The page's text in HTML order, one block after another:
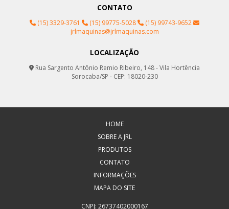
CONTATO
(15) 3329-3761 (15) 99775-5028
(15) 99743-9652
jrlmaquinas@jrlmaquinas.com
LOCALIZAÇÃO
Rua Sargento Antônio Remio Ribeiro, 148 - Vila Hortência
Sorocaba/SP - CEP: 18020-230
HOME
SOBRE A JRL
PRODUTOS
CONTATO
INFORMAÇÕES
MAPA DO SITE
CNPJ: 26737402000167